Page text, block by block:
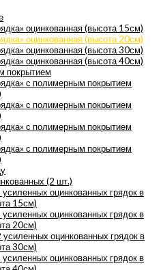
оцинкованная (высота 15см)
оцинкованная (высота 20см)
оцинкованная (высота 30см)
оцинкованная (высота 40см)
покрытием
с полимерным покрытием
с полимерным покрытием
с полимерным покрытием
с полимерным покрытием
(2 шт.)
усиленных оцинкованных грядок в
15см)
усиленных оцинкованных грядок в
20см)
усиленных оцинкованных грядок в
30см)
усиленных оцинкованных грядок в